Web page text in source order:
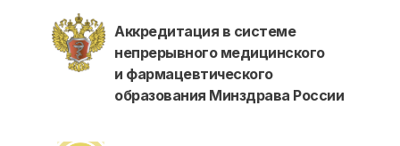
Аккредитация в системе
непрерывного медицинского
и фармацевтического
образования Минздрава России
Неврология
Эндокринология
О нашем центре